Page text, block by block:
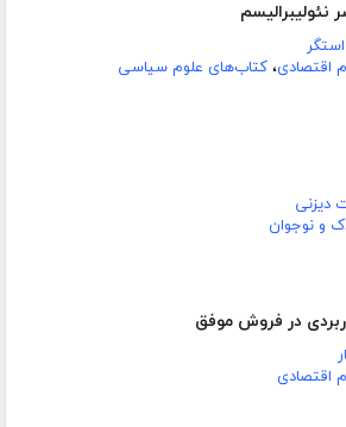
نئولیبرالیسم
اقتصادی، کتاب‌های علوم سیاسی
دیزنی
و نوجوان
اقتصادی